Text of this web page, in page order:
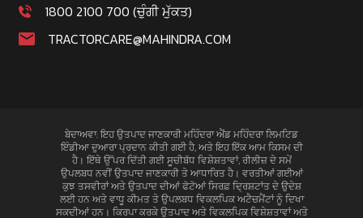
1800 2100 700 (ਚੁੰਗੀ ਮੁੱਕਤ)
TRACTORCARE@MAHINDRA.COM
ਬੇਦਾਅਵਾ: ਇਹ ਉਤਪਾਦ ਜਾਣਕਾਰੀ ਮਹਿੰਦਰਾ ਐਂਡ ਮਹਿੰਦਰਾ ਲਿਮਟਿਡ
ਇੰਡੀਆ ਦੁਆਰਾ ਪ੍ਰਦਾਨ ਕੀਤੀ ਗਈ ਹੈ, ਅਤੇ ਇਹ ਇੱਕ ਆਮ ਕਿਸਮ ਦੀ
ਹੈ। ਇੱਥੇ ਉੱਪਰ ਦਿੱਤੀ ਗਈ ਸੂਚੀਬੱਧ ਵਿਸ਼ੇਸ਼ਤਾਵਾਂ, ਰੀਲੀਜ਼ ਦੇ ਸਮੇਂ
ਉਪਲਬਧ ਨਵੀਂ ਉਤਪਾਦ ਜਾਣਕਾਰੀ ਤੇ ਆਧਾਰਿਤ ਹੈ। ਵਰਤੀਆਂ ਗਈਆਂ
ਕੁਝ ਤਸਵੀਰਾਂ ਅਤੇ ਉਤਪਾਦ ਦੀਆਂ ਫੋਟੋਆਂ ਸਿਰਫ਼ ਦ੍ਰਿਸ਼ਟਾਂਤ ਦੇ ਉਦੇਸ਼
ਲਈ ਹਨ ਅਤੇ ਵਾਧੂ ਕੀਮਤ ਤੇ ਉਪਲਬਧ ਵਿਕਲਪਿਕ ਅਟੈਚਮੈਂਟਾਂ ਨੂੰ ਦਿਖਾ
ਸਕਦੀਆਂ ਹਨ। ਕਿਰਪਾ ਕਰਕੇ ਉਤਪਾਦ ਅਤੇ ਵਿਕਲਪਿਕ ਵਿਸ਼ੇਸ਼ਤਾਵਾਂ ਅਤੇ